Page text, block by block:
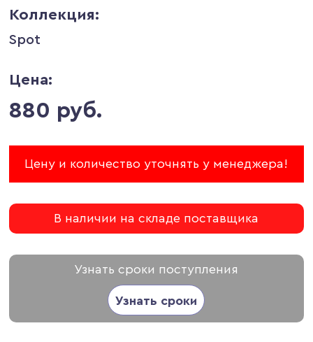
Коллекция:
Spot
Цена:
880 руб.
Цену и количество уточнять у менеджера!
В наличии на складе поставщика
Узнать сроки поступления
Узнать сроки